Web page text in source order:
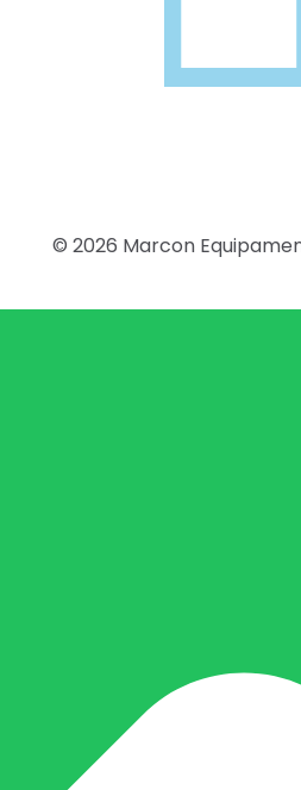
© 2026 Marcon